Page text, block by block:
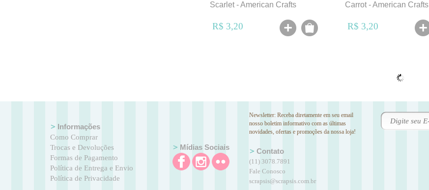
Scarlet - American Crafts
R$ 3,20
Carrot - American Crafts
R$ 3,20
Informações
Como Comprar
Trocas e Devoluções
Formas de Pagamento
Política de Entrega e Envio
Política de Privacidade
Mídias Sociais
Newsletter: Receba diretamente em seu email
nosso boletim informativo com as últimas
novidades, ofertas e promoções da nossa loja!
Contato
(11) 3078.7891
Fale Conosco
scrapsis@scrapsis.com.br